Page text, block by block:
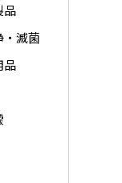
品
滅菌
品